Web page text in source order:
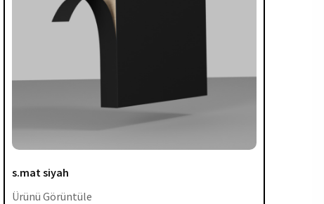
s.mat siyah
Ürünü Görüntüle